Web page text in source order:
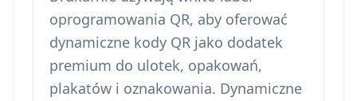
oprogramowania QR, aby oferować
dynamiczne kody QR jako dodatek
premium do ulotek, opakowań,
plakatów i oznakowania. Dynamiczne